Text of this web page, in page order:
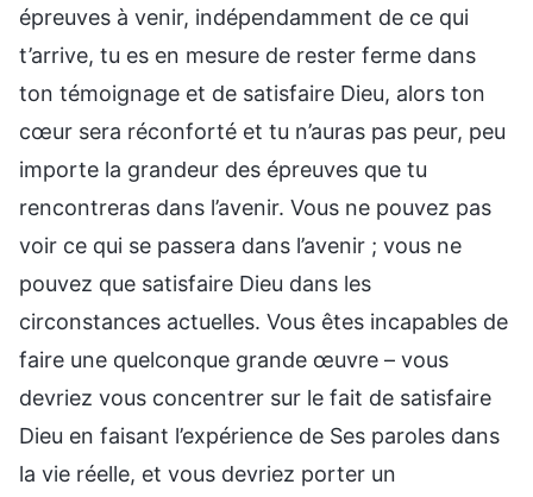
épreuves à venir, indépendamment de ce qui
t’arrive, tu es en mesure de rester ferme dans
ton témoignage et de satisfaire Dieu, alors ton
cœur sera réconforté et tu n’auras pas peur, peu
importe la grandeur des épreuves que tu
rencontreras dans l’avenir. Vous ne pouvez pas
voir ce qui se passera dans l’avenir ; vous ne
pouvez que satisfaire Dieu dans les
circonstances actuelles. Vous êtes incapables de
faire une quelconque grande œuvre – vous
devriez vous concentrer sur le fait de satisfaire
Dieu en faisant l’expérience de Ses paroles dans
la vie réelle, et vous devriez porter un